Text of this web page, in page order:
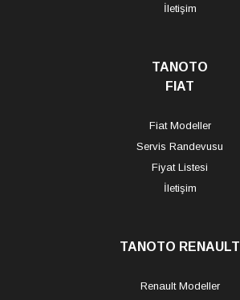
İletişim
TANOTO
FIAT
Fiat Modeller
Servis Randevusu
Fiyat Listesi
İletişim
TANOTO RENAULT
Renault Modeller